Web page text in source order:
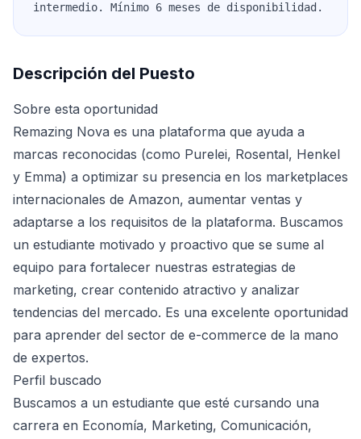
intermedio. Mínimo 6 meses de disponibilidad.
Descripción del Puesto
Sobre esta oportunidad
Remazing Nova es una plataforma que ayuda a
marcas reconocidas (como Purelei, Rosental, Henkel
y Emma) a optimizar su presencia en los marketplaces
internacionales de Amazon, aumentar ventas y
adaptarse a los requisitos de la plataforma. Buscamos
un estudiante motivado y proactivo que se sume al
equipo para fortalecer nuestras estrategias de
marketing, crear contenido atractivo y analizar
tendencias del mercado. Es una excelente oportunidad
para aprender del sector de e-commerce de la mano
de expertos.
Perfil buscado
Buscamos a un estudiante que esté cursando una
carrera en Economía, Marketing, Comunicación,